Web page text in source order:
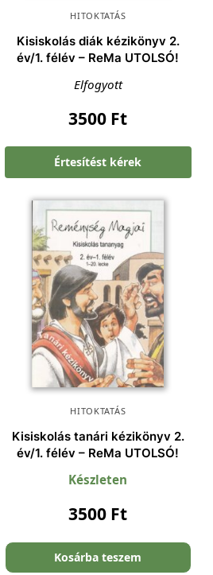
HITOKTATÁS
Kisiskolás diák kézikönyv 2.
év/1. félév – ReMa UTOLSÓ!
Elfogyott
3500 Ft
Értesítést kérek
HITOKTATÁS
Kisiskolás tanári kézikönyv 2.
év/1. félév – ReMa UTOLSÓ!
Készleten
3500 Ft
Kosárba teszem